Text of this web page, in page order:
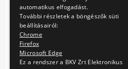
LETÖLTHETŐ
Ajánlati felhívás
1. sz. melléklet
automatikus elfogadást.
További részletek a böngészők süti
beállításairól:
Chrome
Firefox
Microsoft Edge
Ez a rendszer a BKV Zrt Elektronikus